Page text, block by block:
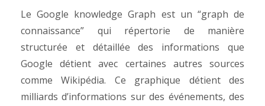
Le Google knowledge Graph est un “graph de
connaissance” qui répertorie de manière
structurée et détaillée des informations que
Google détient avec certaines autres sources
comme Wikipédia. Ce graphique détient des
milliards d’informations sur des événements, des